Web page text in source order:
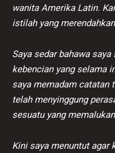
wanita Amerika Latin.
istilah yang
Saya sedar bahawa
kebencian yang selama
saya memadam catatan
telah menyinggung
sesuatu yang
Kini saya menuntut